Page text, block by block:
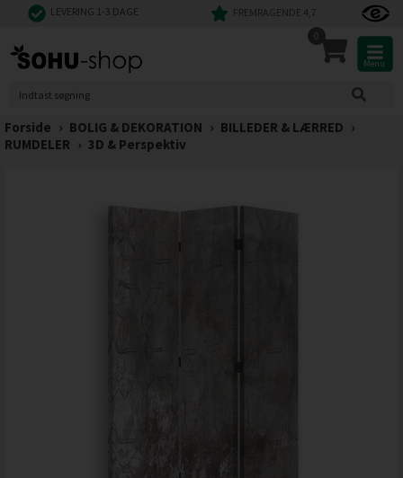
LEVERING 1-3 DAGE FREMRAGENDE 4,7
0
Menu
Forside › BOLIG & DEKORATION › BILLEDER & LÆRRED ›
RUMDELER › 3D & Perspektiv